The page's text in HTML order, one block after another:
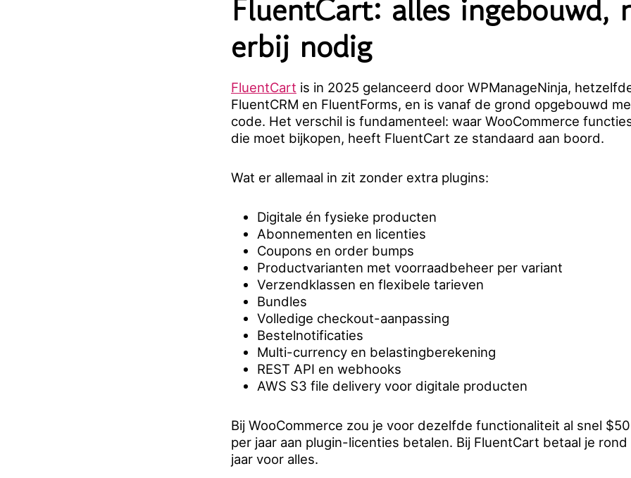
erbij nodig
FluentCart is in 2025 gelanceerd door WPManageNinja,
FluentCRM en FluentForms, en is vanaf de grond opgebouwd
code. Het verschil is fundamenteel: waar WooCommerce
die moet bijkopen, heeft FluentCart ze standaard aan boord.
Wat er allemaal in zit zonder extra plugins:
Digitale én fysieke producten
Abonnementen en licenties
Coupons en order bumps
Productvarianten met voorraadbeheer per variant
Verzendklassen en flexibele tarieven
Bundles
Volledige checkout-aanpassing
Bestelnotificaties
Multi-currency en belastingberekening
REST API en webhooks
AWS S3 file delivery voor digitale producten
Bij WooCommerce zou je voor dezelfde functionaliteit al snel
per jaar aan plugin-licenties betalen. Bij FluentCart betaal je
jaar voor alles.